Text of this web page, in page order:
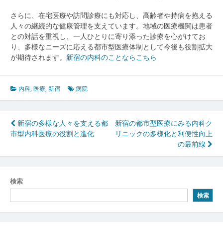
さらに、在宅医療や訪問診療にも対応し、高齢者や持病を抱える
人々の継続的な健康管理を支えています。地域の医療機関は患者
との対話を重視し、一人ひとりに寄り添った診療を心がけてお
り、多様なニーズに応える都市型医療体制として今後も役割拡大
が期待されます。 新宿の内科のことならこちら
内科,医療,新宿 病院
投
稿
ナ
ビ
ゲ
ー
新宿の多様な人々を支える都
市型内科医療の役割と進化
新宿の都市型医療にみる内科ク
リニックの多様化と利便性向上
の最前線
検索
検索